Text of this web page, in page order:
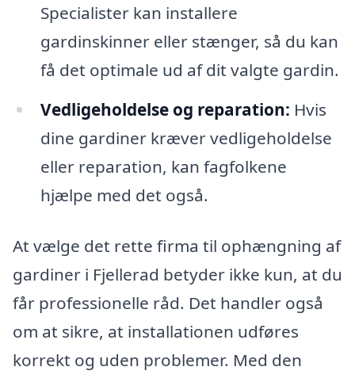
Specialister kan installere
gardinskinner eller stænger, så du kan
få det optimale ud af dit valgte gardin.
Vedligeholdelse og reparation: Hvis
dine gardiner kræver vedligeholdelse
eller reparation, kan fagfolkene
hjælpe med det også.
At vælge det rette firma til ophængning af
gardiner i Fjellerad betyder ikke kun, at du
får professionelle råd. Det handler også
om at sikre, at installationen udføres
korrekt og uden problemer. Med den